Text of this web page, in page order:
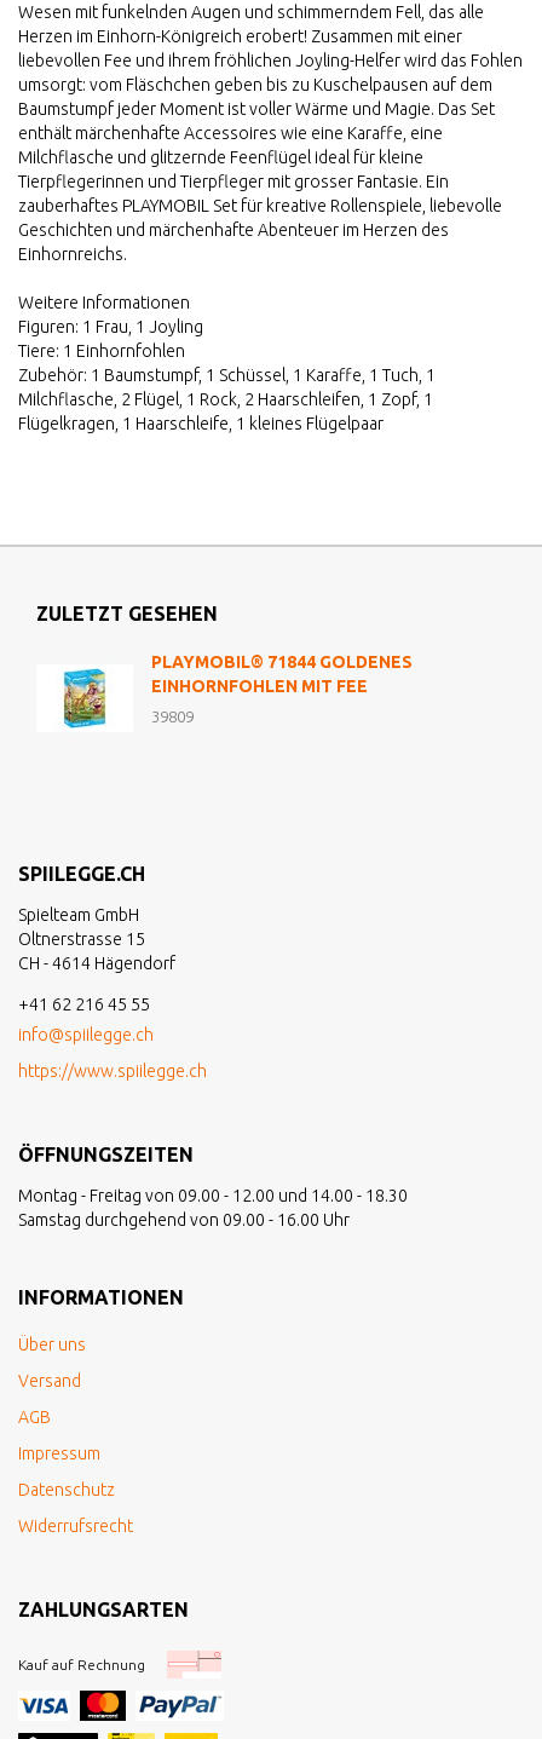
Wesen mit funkelnden Augen und schimmerndem Fell, das alle
Herzen im Einhorn-Königreich erobert! Zusammen mit einer
liebevollen Fee und ihrem fröhlichen Joyling-Helfer wird das Fohlen
umsorgt: vom Fläschchen geben bis zu Kuschelpausen auf dem
Baumstumpf jeder Moment ist voller Wärme und Magie. Das Set
enthält märchenhafte Accessoires wie eine Karaffe, eine
Milchflasche und glitzernde Feenflügel ideal für kleine
Tierpflegerinnen und Tierpfleger mit grosser Fantasie. Ein
zauberhaftes PLAYMOBIL Set für kreative Rollenspiele, liebevolle
Geschichten und märchenhafte Abenteuer im Herzen des
Einhornreichs.
Weitere Informationen
Figuren: 1 Frau, 1 Joyling
Tiere: 1 Einhornfohlen
Zubehör: 1 Baumstumpf, 1 Schüssel, 1 Karaffe, 1 Tuch, 1
Milchflasche, 2 Flügel, 1 Rock, 2 Haarschleifen, 1 Zopf, 1
Flügelkragen, 1 Haarschleife, 1 kleines Flügelpaar
ZULETZT GESEHEN
PLAYMOBIL® 71844 GOLDENES
EINHORNFOHLEN MIT FEE
39809
SPIILEGGE.CH
Spielteam GmbH
Oltnerstrasse 15
CH - 4614 Hägendorf
+41 62 216 45 55
info@spiilegge.ch
https://www.spiilegge.ch
ÖFFNUNGSZEITEN
Montag - Freitag von 09.00 - 12.00 und 14.00 - 18.30
Samstag durchgehend von 09.00 - 16.00 Uhr
INFORMATIONEN
Über uns
Versand
AGB
Impressum
Datenschutz
Widerrufsrecht
ZAHLUNGSARTEN
Kauf auf Rechnung